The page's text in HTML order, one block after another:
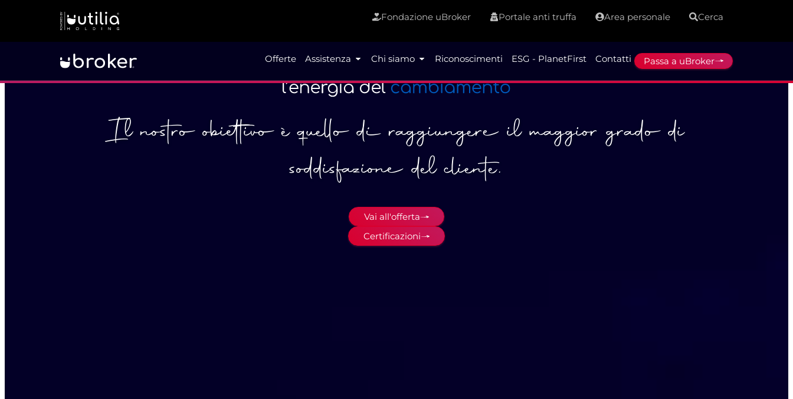
Fondazione uBroker Portale anti truffa Area personale Cerca
Offerte Assistenza Chi siamo Riconoscimenti ESG - PlanetFirst Contatti Passa a uBroker
Il nostro obiettivo è quello di raggiungere il maggior grado di
soddisfazione del cliente.
Vai all'offerta
Certificazioni